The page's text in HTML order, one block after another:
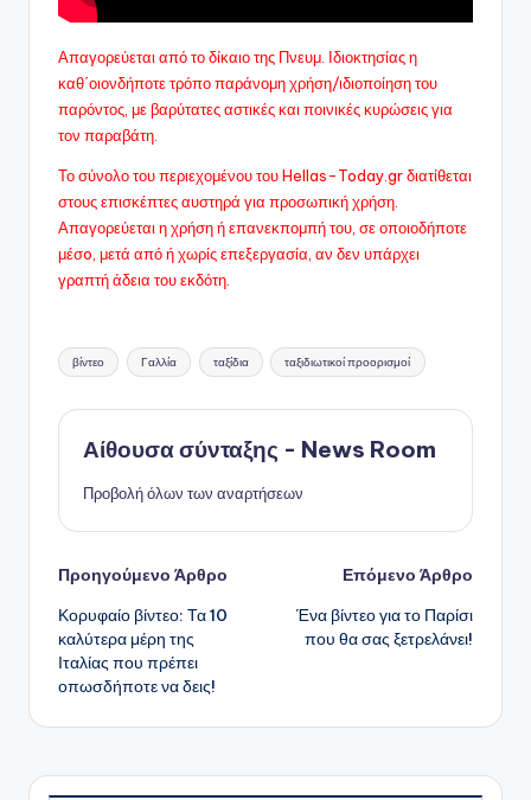
Απαγορεύεται από το δίκαιο της Πνευμ. Ιδιοκτησίας η
καθ΄οιονδήποτε τρόπο παράνομη χρήση/ιδιοποίηση του
παρόντος, με βαρύτατες αστικές και ποινικές κυρώσεις για
τον παραβάτη.
Το σύνολο του περιεχομένου του Hellas-Today.gr διατίθεται
στους επισκέπτες αυστηρά για προσωπική χρήση.
Απαγορεύεται η χρήση ή επανεκπομπή του, σε οποιοδήποτε
μέσo, μετά από ή χωρίς επεξεργασία, αν δεν υπάρχει
γραπτή άδεια του εκδότη.
Ετικέτες:
βίντεο Γαλλία ταξίδια ταξιδιωτικοί προορισμοί
Αίθουσα σύνταξης - News Room
Προβολή όλων των αναρτήσεων
Πλοήγηση
δημοσιεύσεων
Προηγούμενο Άρθρο
Κορυφαίο βίντεο: Τα 10
καλύτερα μέρη της
Ιταλίας που πρέπει
οπωσδήποτε να δεις!
Επόμενο Άρθρο
Ένα βίντεο για το Παρίσι
που θα σας ξετρελάνει!